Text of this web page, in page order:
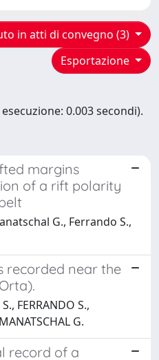
in atti di convegno (3)
Esportazione
0.003 secondi).
margins
of a rift polarity
G., Ferrando S.,
recorded near the
FERRANDO S.,
G.
record of a